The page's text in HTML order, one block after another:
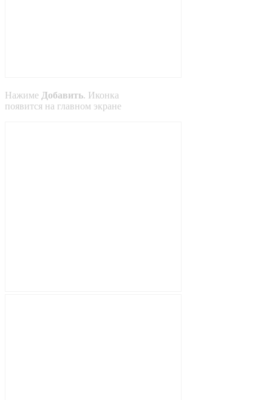
Нажиме Добавить. Иконка
появится на главном экране